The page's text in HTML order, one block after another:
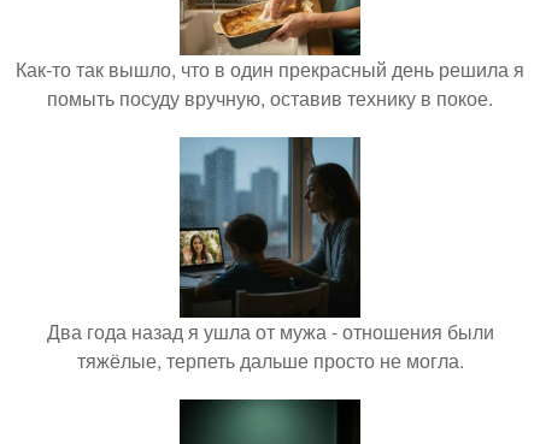
Как-то так вышло, что в один прекрасный день решила я
помыть посуду вручную, оставив технику в покое.
Два года назад я ушла от мужа - отношения были
тяжёлые, терпеть дальше просто не могла.